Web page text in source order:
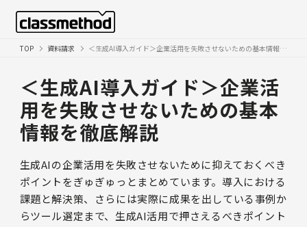
TOP 資料請求 ＜生成AI導入ガイド＞企業活用を失敗させないための基本情報を徹底解説
＜生成AI導入ガイド＞企業活
用を失敗させないための基本
情報を徹底解説
生成AIの企業活用を失敗させないために抑えておくべき
ポイントをぎゅぎゅっとまとめています。導入における
課題と解決策、さらには実際に成果を出している事例か
らツール選定まで、生成AI活用で押さえるべきポイント